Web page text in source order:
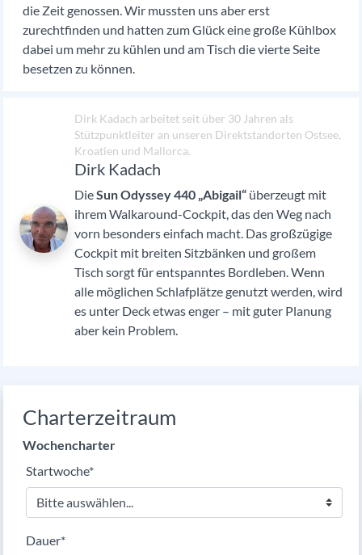
die Zeit genossen. Wir mussten uns aber erst
zurechtfinden und hatten zum Glück eine große Kühlbox
dabei um mehr zu kühlen und am Tisch die vierte Seite
besetzen zu können.
Dirk Kadach arbeitet seit über 30 Jahren als
Stützpunktleiter an unseren Direktstandorten Ostsee,
Kroatien und Mallorca.
Dirk Kadach
DieSun Odyssey 440 „Abigail“ überzeugt mit
ihrem Walkaround-Cockpit, das den Weg nach
vorn besonders einfach macht. Das großzügige
Cockpit mit breiten Sitzbänken und großem
Tisch sorgt für entspanntes Bordleben. Wenn
alle möglichen Schlafplätze genutzt werden, wird
es unter Deck etwas enger – mit guter Planung
aber kein Problem.
Charterzeitraum
Wochencharter
Pflichtfeld
Startwoche*
Pflichtfeld
Dauer*